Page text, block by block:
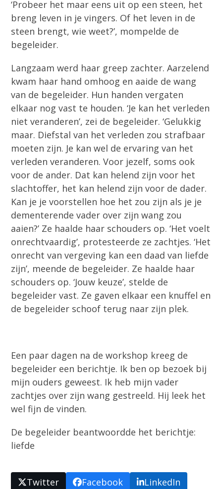
‘Probeer het maar eens uit op een steen, het
breng leven in je vingers. Of het leven in de
steen brengt, wie weet?’, mompelde de
begeleider.
Langzaam werd haar greep zachter. Aarzelend
kwam haar hand omhoog en aaide de wang
van de begeleider. Hun handen vergaten
elkaar nog vast te houden. ‘Je kan het verleden
niet veranderen’, zei de begeleider. ‘Gelukkig
maar. Diefstal van het verleden zou strafbaar
moeten zijn. Je kan wel de ervaring van het
verleden veranderen. Voor jezelf, soms ook
voor de ander. Dat kan helend zijn voor het
slachtoffer, het kan helend zijn voor de dader.
Kan je je voorstellen hoe het zou zijn als je je
dementerende vader over zijn wang zou
aaien?’ Ze haalde haar schouders op. ‘Het voelt
onrechtvaardig’, protesteerde ze zachtjes. ‘Het
onrecht van vergeving kan een daad van liefde
zijn’, meende de begeleider. Ze haalde haar
schouders op. ‘Jouw keuze’, stelde de
begeleider vast. Ze gaven elkaar een knuffel en
de begeleider schoof terug naar zijn plek.
Een paar dagen na de workshop kreeg de
begeleider een berichtje. Ik ben op bezoek bij
mijn ouders geweest. Ik heb mijn vader
zachtjes over zijn wang gestreeld. Hij leek het
wel fijn de vinden.
De begeleider beantwoordde het berichtje:
liefde
Twitter Facebook LinkedIn